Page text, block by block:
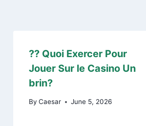
?? Quoi Exercer Pour
Jouer Sur le Casino Un
brin?
By Caesar June 5, 2026